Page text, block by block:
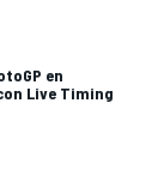
en
Live Timing